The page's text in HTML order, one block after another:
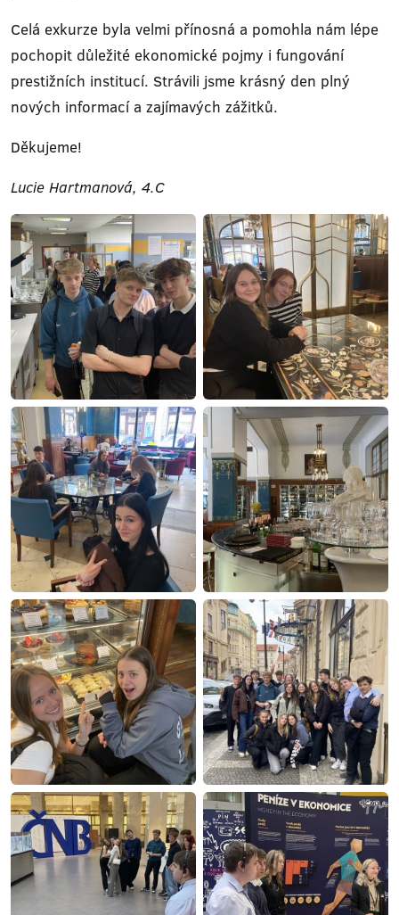
Celá exkurze byla velmi přínosná a pomohla nám lépe
pochopit důležité ekonomické pojmy i fungování
prestižních institucí. Strávili jsme krásný den plný
nových informací a zajímavých zážitků.
Děkujeme!
Lucie Hartmanová, 4.C